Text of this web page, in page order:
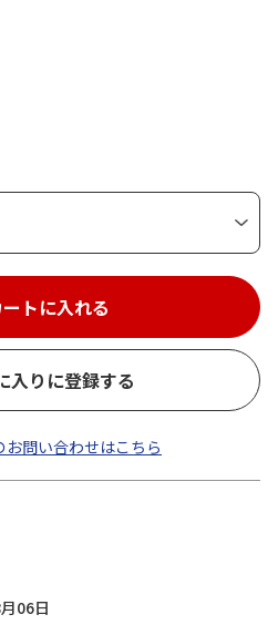
トに入れる
入りに登録する
お問い合わせはこちら
06日